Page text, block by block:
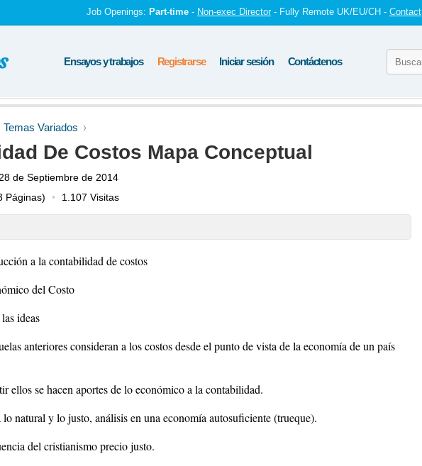
Job Openings: Part-time - Non-exec Director - Fully Remote UK/EU/CH - Contact
Ensayos y trabajos Registrarse Iniciar sesión Contáctenos
Temas Variados
De Costos Mapa Conceptual
28 de Septiembre de 2014
Páginas) 1.107 Visitas
a la contabilidad de costos
del Costo
ideas
anteriores consideran a los costos desde el punto de vista de la economía de un país
ellos se hacen aportes de lo económico a la contabilidad.
natural y lo justo, análisis en una economía autosuficiente (trueque).
del cristianismo precio justo.